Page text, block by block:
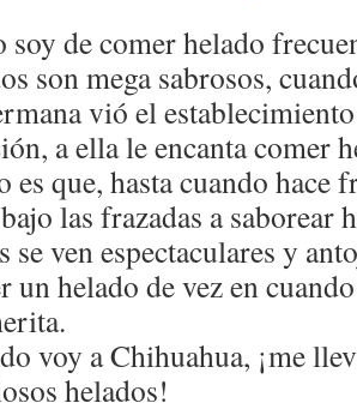
soy de comer helado
son mega sabrosos,
vió el
a ella le encanta comer
es que, hasta cuando hace
las frazadas a saborear
se ven espectaculares y
un helado de vez en
voy a Chihuahua, ¡me
helados!